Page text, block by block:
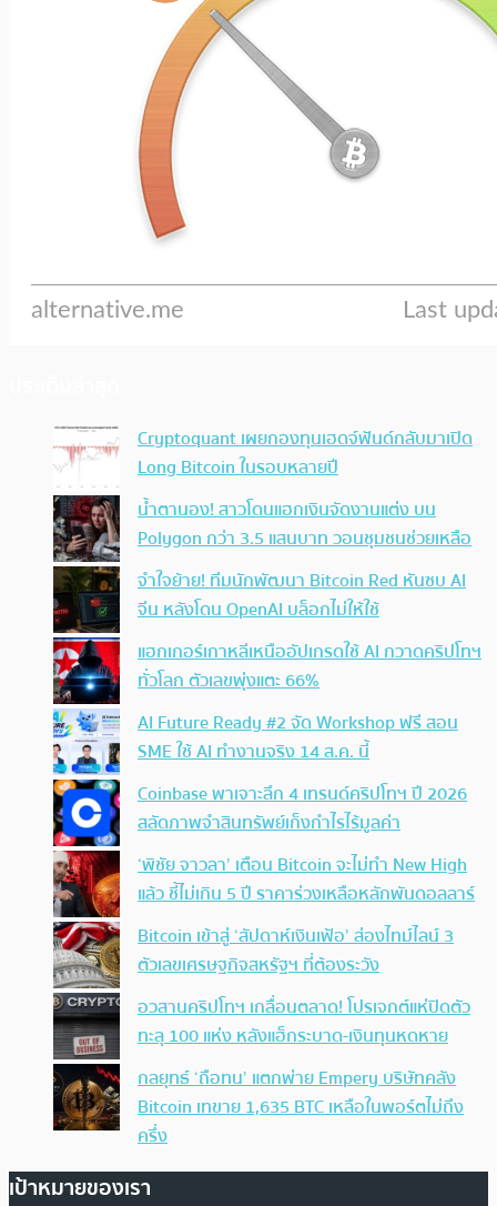
Cryptoquant เผยกองทุนเฮดจ์ฟันด์กลับมาเปิด
Long Bitcoin ในรอบหลายปี
น้ำตานอง! สาวโดนแฮกเงินจัดงานแต่ง บน
Polygon กว่า 3.5 แสนบาท วอนชุมชนช่วยเหลือ
จำใจย้าย! ทีมนักพัฒนา Bitcoin Red หันซบ AI
จีน หลังโดน OpenAI บล็อกไม่ให้ใช้
แฮกเกอร์เกาหลีเหนืออัปเกรดใช้ AI กวาดคริปโทฯ
ทั่วโลก ตัวเลขพุ่งแตะ 66%
AI Future Ready #2 จัด Workshop ฟรี สอน
SME ใช้ AI ทำงานจริง 14 ส.ค. นี้
Coinbase พาเจาะลึก 4 เทรนด์คริปโทฯ ปี 2026
สลัดภาพจำสินทรัพย์เก็งกำไรไร้มูลค่า
‘พิชัย จาวลา’ เตือน Bitcoin จะไม่ทำ New High
แล้ว ชี้ไม่เกิน 5 ปี ราคาร่วงเหลือหลักพันดอลลาร์
Bitcoin เข้าสู่ ‘สัปดาห์เงินเฟ้อ’ ส่องไทม์ไลน์ 3
ตัวเลขเศรษฐกิจสหรัฐฯ ที่ต้องระวัง
อวสานคริปโทฯ เกลื่อนตลาด! โปรเจกต์แห่ปิดตัว
ทะลุ 100 แห่ง หลังแฮ็กระบาด-เงินทุนหดหาย
กลยุทธ์ ‘ถือทน’ แตกพ่าย Empery บริษัทคลัง
Bitcoin เทขาย 1,635 BTC เหลือในพอร์ตไม่ถึง
ครึ่ง
เป้าหมายของเรา